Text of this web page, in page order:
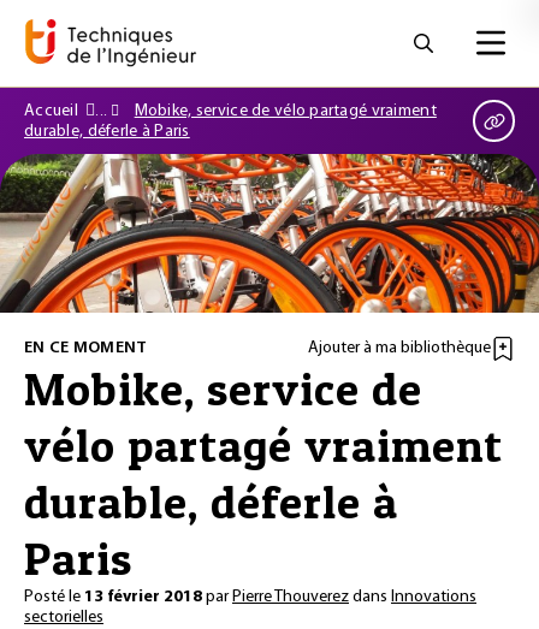
Accueil
Mobike, service de vélo partagé vraiment
durable, déferle à Paris
EN CE MOMENT Ajouter à ma bibliothèque
Mobike, service de
vélo partagé vraiment
durable, déferle à
Paris
Posté le 13 février 2018 parPierre Thouverez dans Innovations
sectorielles